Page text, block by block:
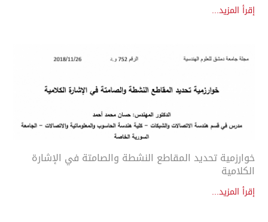
إقرأ المزيد...
خوارزمية تحديد المقاطع النشطة والصامتة في الإشارة
الكلامية
إقرأ المزيد...